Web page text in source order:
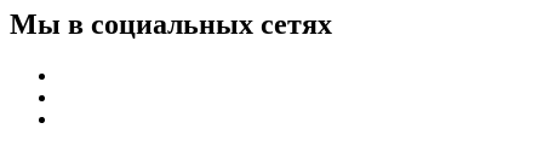
Мы в социальных сетях